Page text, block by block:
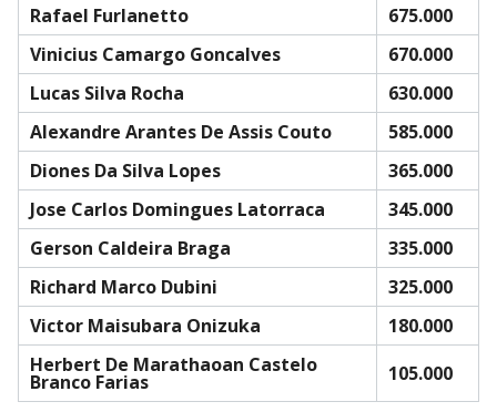
Rafael Furlanetto
675.000
Vinicius Camargo Goncalves
670.000
Lucas Silva Rocha
630.000
Alexandre Arantes De Assis Couto
585.000
Diones Da Silva Lopes
365.000
Jose Carlos Domingues Latorraca
345.000
Gerson Caldeira Braga
335.000
Richard Marco Dubini
325.000
Victor Maisubara Onizuka
180.000
Herbert De Marathaoan Castelo
Branco Farias 105.000